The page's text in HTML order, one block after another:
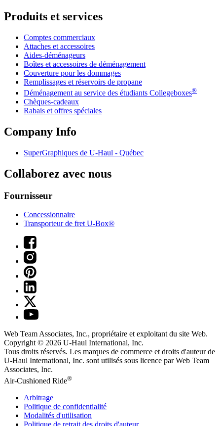
Produits et services
Comptes commerciaux
Attaches et accessoires
Aides-déménageurs
Boîtes et accessoires de déménagement
Couverture pour les dommages
Remplissages et réservoirs de propane
Déménagement au service des étudiants Collegeboxes®
Chèques-cadeaux
Rabais et offres spéciales
Company Info
SuperGraphiques de U-Haul - Québec
Collaborez avec nous
Fournisseur
Concessionnaire
Transporteur de fret U-Box®
Web Team Associates, Inc., propriétaire et exploitant du site Web.
Copyright © 2026 U-Haul International, Inc.
Tous droits réservés. Les marques de commerce et droits d'auteur de
U-Haul International, Inc. sont utilisés sous licence par Web Team
Associates, Inc.
Air-Cushioned Ride®
Arbitrage
Politique de confidentialité
Modalités d'utilisation
Politique de retrait des droits d'auteur